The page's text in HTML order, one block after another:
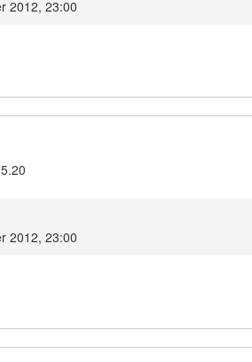
2012, 23:00
2012, 23:00